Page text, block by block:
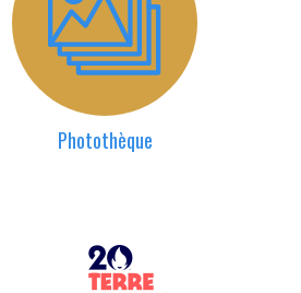
Photothèque